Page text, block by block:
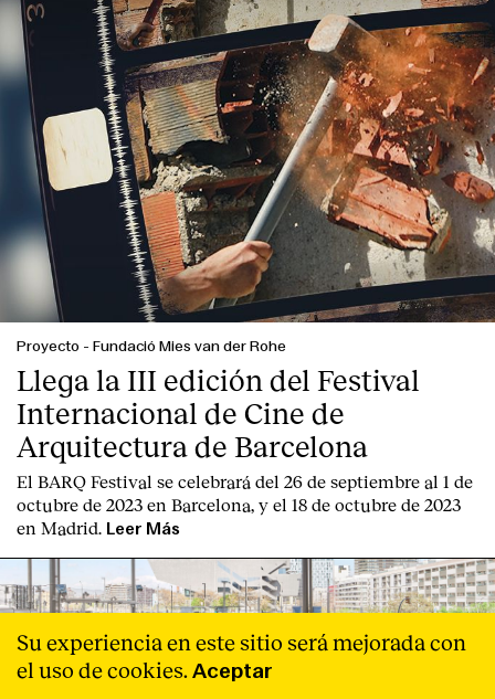
Proyecto - Fundació Mies van der Rohe
Llega la III edición del Festival
Internacional de Cine de
Arquitectura de Barcelona
El BARQ Festival se celebrará del 26 de septiembre al 1 de
octubre de 2023 en Barcelona, y el 18 de octubre de 2023
en Madrid. Leer Más
Su experiencia en este sitio será mejorada con
el uso de cookies. Aceptar